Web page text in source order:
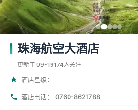
珠海航空大酒店
更新于 09-19174人关注
酒店星级：
酒店电话： 0760-8621788